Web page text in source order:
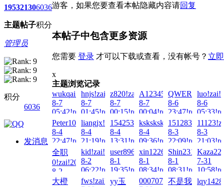
1953
主题
2130
帖子
6036
积分
管理员
积分
6036
发消息
游客，如果您要查看本帖隐藏内容请回复
本帖子中包含更多资源
您需要 登录 才可以下载或查看，没有帐号？ 立
x
主题浏览记录
wukqai!zai!2026-
8-7
05:42!read!
hnjs!zai!2026-
8-7
01:45!read!
z820!zai!2026-
8-7
00:15!read!
A123456...!zai!2026-
8-7
00:04!read!
8-6
23:47!read!
8-6
Peter100713!zai!2026-
8-4
22:47!read!
liangjx!zai!2026-
8-4
21:19!read!
1542538255!zai!2026-
8-4
13:31!read!
ksksksksks!zai!2026-
8-4
09:36!read!
8-3
22:09!read!
8-3
全职
0!zai!2026-
8-2
09:37!read!
kid!zai!2026-
8-2
06:22!read!
user8963!zai!2026-
8-1
19:35!read!
xin122698!zai!2026-
8-1
08:34!read!
8-1
08:31!read!
7-31
大橙
fws!zai!2026-
yy玉
0007070707070!zai!2026-
不是我